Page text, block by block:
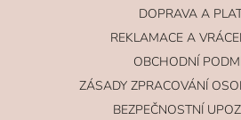
DOPRAVA A
REKLAMACE A
OBCHODNÍ
ZÁSADY ZPRACOVÁNÍ
BEZPEČNOSTNÍ